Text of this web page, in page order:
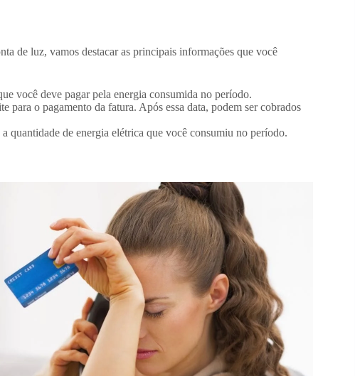
de luz, vamos destacar as principais informações que você
você deve pagar pela energia consumida no período.
para o pagamento da fatura. Após essa data, podem ser cobrados
a quantidade de energia elétrica que você consumiu no período.